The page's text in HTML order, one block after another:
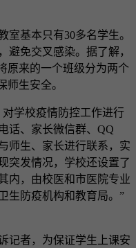
基本只有30多名学生。
避免交叉感染。据了解，
原来的一个班级分为两个
师生安全。
学校疫情防控工作进行
话、家长微信群、QQ
师生、家长进行联系，实
突发情况，学校还设置了
内，由校医和市医院专业
生防疫机构和教育局。”
者，为保证学生上课安